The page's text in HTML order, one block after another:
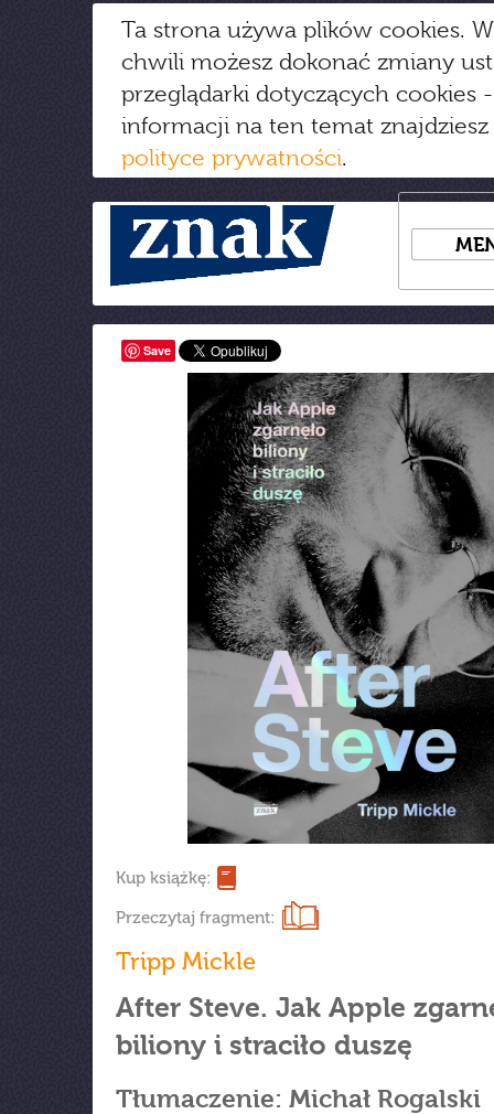
Ta strona używa plików cookies.
chwili możesz dokonać zmiany
przeglądarki dotyczących cookies
informacji na ten temat
polityce prywatności.
Save
Kup książkę:
Przeczytaj fragment:
Tripp Mickle
After Steve. Jak Apple
biliony i straciło duszę
Tłumaczenie: Michał Rogalski